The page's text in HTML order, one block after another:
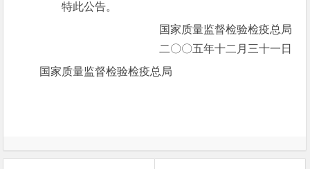
特此公告。
国家质量监督检验检疫总局
二〇〇五年十二月三十一日
国家质量监督检验检疫总局